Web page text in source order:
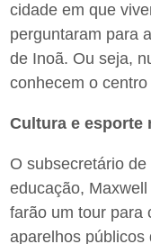
cidade em que
perguntaram para
de Inoã. Ou seja,
conhecem o
Cultura e esporte
O subsecretário
educação,
farão um tour para
aparelhos públicos